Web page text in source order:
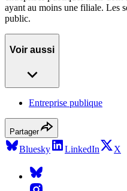
ayant au moins une filiale. Les
public.
Voir aussi
Entreprise publique
Partager
Bluesky LinkedIn X